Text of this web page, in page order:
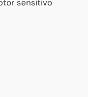
sensitivo